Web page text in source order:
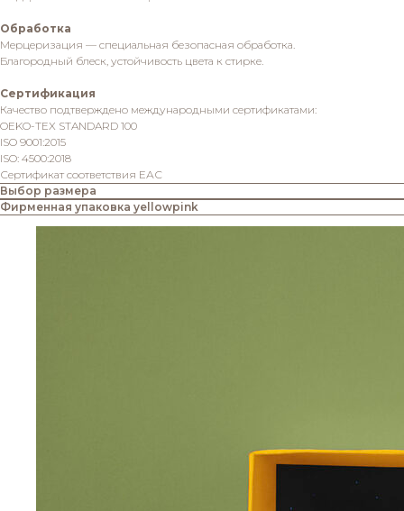
Обработка
Мерцеризация — специальная безопасная обработка.
Благородный блеск, устойчивость цвета к стирке.
Сертификация
Качество подтверждено международными сертификатами:
OEKO-TEX STANDARD 100
ISO 9001:2015
ISO: 4500:2018
Сертификат соответствия ЕАС
Выбор размера
Фирменная упаковка yellowpink